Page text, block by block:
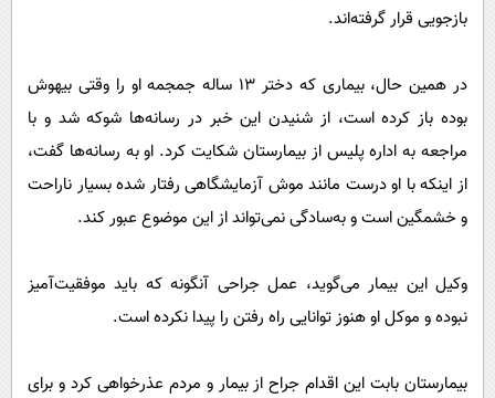
بازجویی قرار گرفته‌اند.
در همین حال، بیماری که دختر ۱۳ ساله جمجمه او را وقتی بیهوش
بوده باز کرده است، از شنیدن این خبر در رسانه‌ها شوکه شد و با
مراجعه به اداره پلیس از بیمارستان شکایت کرد. او به رسانه‌ها گفت،
از اینکه با او درست مانند موش آزمایشگاهی رفتار شده بسیار ناراحت
و خشمگین است و به‌سادگی نمی‌تواند از این موضوع عبور کند.
وکیل این بیمار می‌گوید، عمل جراحی آنگونه که باید موفقیت‌آمیز
نبوده و موکل او هنوز توانایی راه رفتن را پیدا نکرده است.
بیمارستان بابت این اقدام جراح از بیمار و مردم عذرخواهی کرد و برای